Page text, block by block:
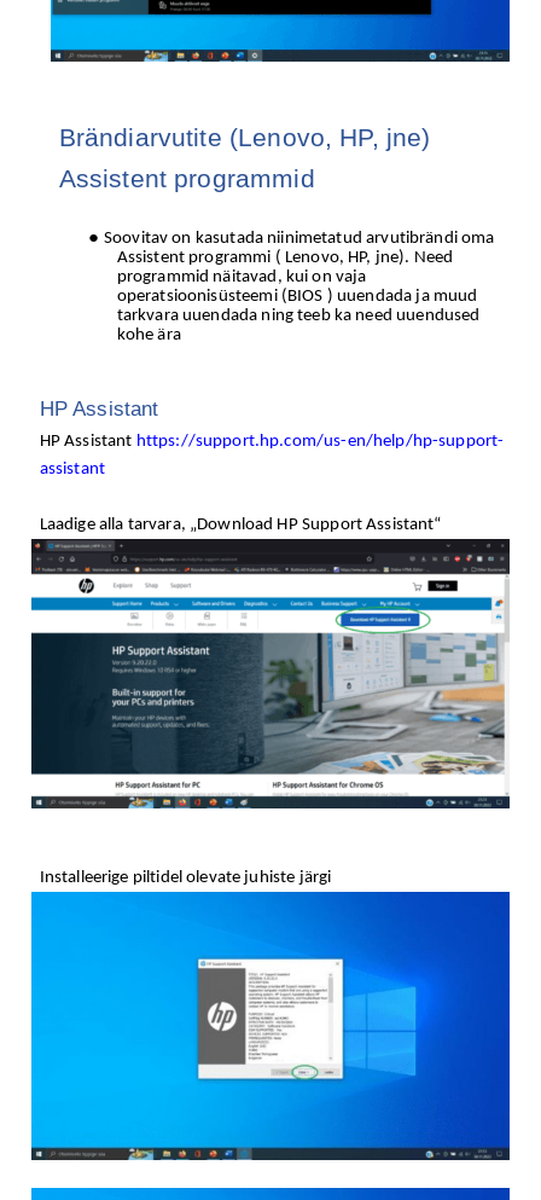
Brändiarvutite (Lenovo, HP, jne)
Assistent programmid
Soovitav on kasutada niinimetatud arvutibrändi oma
Assistent programmi ( Lenovo, HP, jne). Need
programmid näitavad, kui on vaja
operatsioonisüsteemi (BIOS ) uuendada ja muud
tarkvara uuendada ning teeb ka need uuendused
kohe ära
HP Assistant
HP Assistant https://support.hp.com/us-en/help/hp-support-
assistant
Laadige alla tarvara, „Download HP Support Assistant“
Installeerige piltidel olevate juhiste järgi